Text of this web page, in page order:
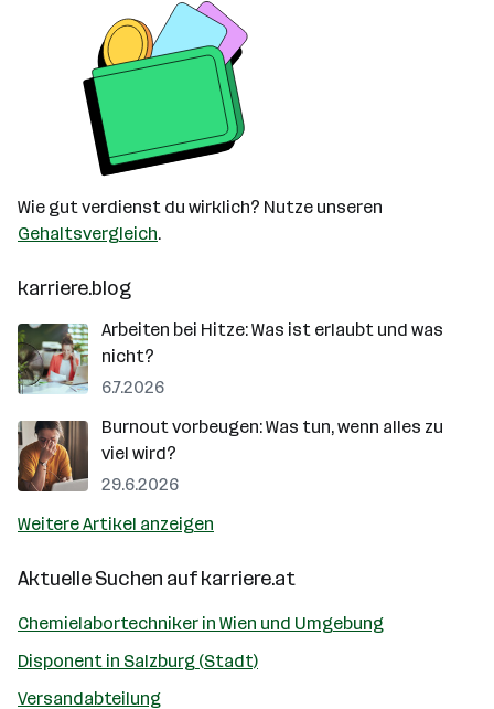
Wie gut verdienst du wirklich? Nutze unseren
Gehaltsvergleich.
karriere.blog
Arbeiten bei Hitze: Was ist erlaubt und was
nicht?
6.7.2026
Burnout vorbeugen: Was tun, wenn alles zu
viel wird?
29.6.2026
Weitere Artikel anzeigen
Aktuelle Suchen aufkarriere.at
Chemielabortechniker in Wien und Umgebung
Disponent in Salzburg (Stadt)
Versandabteilung